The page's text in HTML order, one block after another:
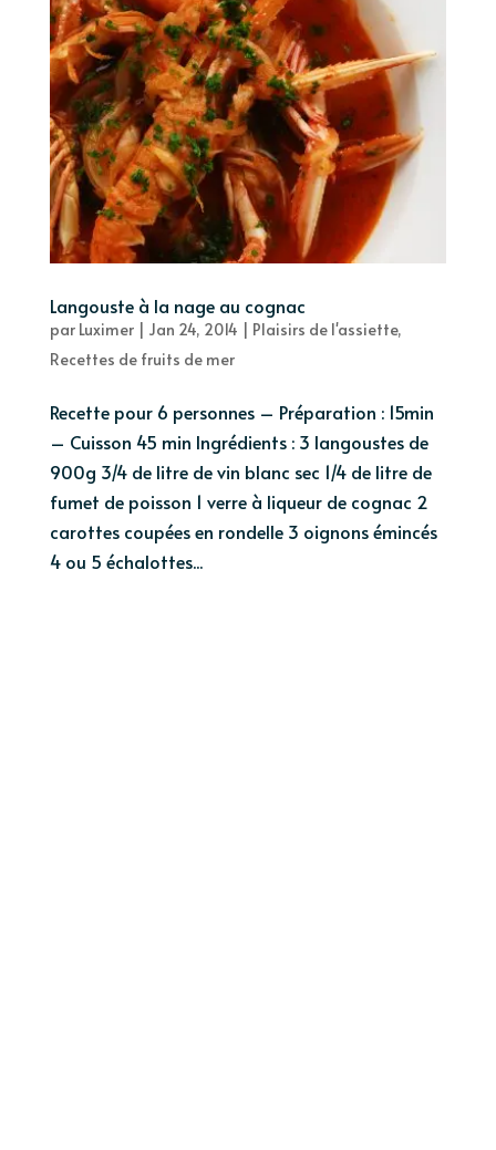
Langouste à la nage au cognac
par Luximer| Jan 24, 2014 | Plaisirs de l'assiette,
Recettes de fruits de mer
Recette pour 6 personnes – Préparation : 15min
– Cuisson 45 min Ingrédients : 3 langoustes de
900g 3/4 de litre de vin blanc sec 1/4 de litre de
fumet de poisson 1 verre à liqueur de cognac 2
carottes coupées en rondelle 3 oignons émincés
4 ou 5 échalottes...